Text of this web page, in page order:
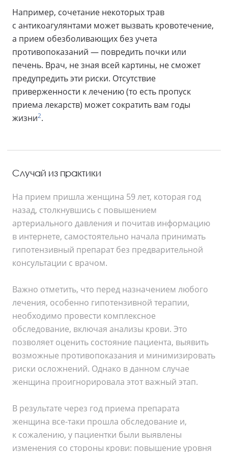
Например, сочетание некоторых трав
с антикоагулянтами может вызвать кровотечение,
а прием обезболивающих без учета
противопоказаний — повредить почки или
печень. Врач, не зная всей картины, не сможет
предупредить эти риски. Отсутствие
приверженности к лечению (то есть пропуск
приема лекарств) может сократить вам годы
жизни2.
Случай из практики
На прием пришла женщина 59 лет, которая год
назад, столкнувшись с повышением
артериального давления и почитав информацию
в интернете, самостоятельно начала принимать
гипотензивный препарат без предварительной
консультации с врачом.
Важно отметить, что перед назначением любого
лечения, особенно гипотензивной терапии,
необходимо провести комплексное
обследование, включая анализы крови. Это
позволяет оценить состояние пациента, выявить
возможные противопоказания и минимизировать
риски осложнений. Однако в данном случае
женщина проигнорировала этот важный этап.
В результате через год приема препарата
женщина все-таки прошла обследование и,
к сожалению, у пациентки были выявлены
изменения со стороны крови: повышение уровня